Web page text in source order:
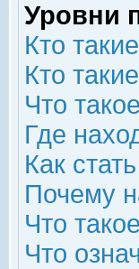
Уровни
Кто
Кто
Что
Где
Как
Почему
Что
Что